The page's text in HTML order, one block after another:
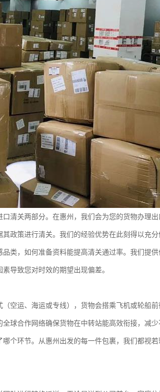
清关两部分。在惠州，我们会为您的货物办理
政策进行清关。我们的经验优势在此刻得以充
类，如何准备资料能提高清关通过率。我们提
导致您对时效的期望出现偏差。
空运、海运或专线），货物会搭乘飞机或轮船
球合作网络确保货物在中转站能高效衔接，减
个环节。从惠州出发的每一件包裹，我们都视